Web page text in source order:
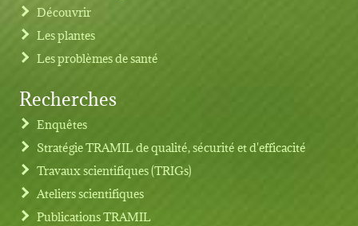
Footer menu
Découvrir
Les plantes
Les problèmes de santé
Recherches
Enquêtes
Stratégie TRAMIL de qualité, sécurité et d'efficacité
Travaux scientifiques (TRIGs)
Ateliers scientifiques
Publications TRAMIL